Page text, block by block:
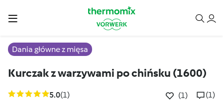
Dania główne z mięsa
Kurczak z warzywami po chińsku (1600)
5.0(1) (1) (1)